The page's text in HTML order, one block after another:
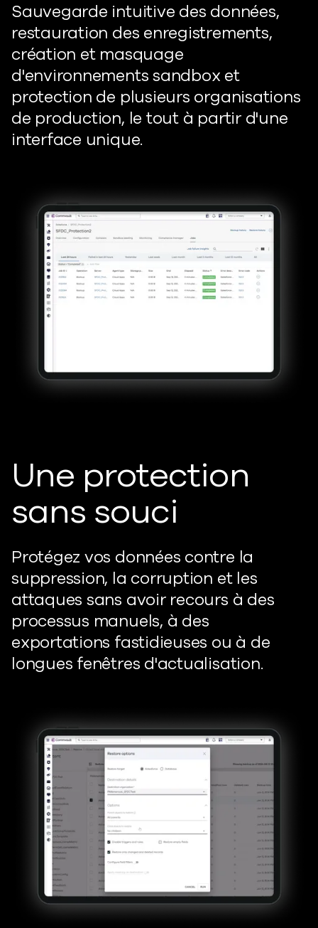
Sauvegarde intuitive des données,
restauration des enregistrements,
création et masquage
d'environnements sandbox et
protection de plusieurs organisations
de production, le tout à partir d'une
interface unique.
Une protection
sans souci
Protégez vos données contre la
suppression, la corruption et les
attaques sans avoir recours à des
processus manuels, à des
exportations fastidieuses ou à de
longues fenêtres d'actualisation.